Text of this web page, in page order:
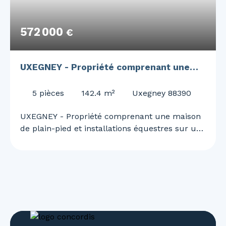
572 000 €
UXEGNEY - Propriété comprenant une
équestres sur une parcelle de 2 hectares
5 pièces 142.4 m² Uxegney 88390
UXEGNEY - Propriété comprenant une maison
de plain-pied et installations équestres sur une
isolation, garantissant confort et économies